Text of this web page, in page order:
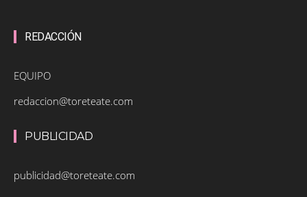
REDACCIÓN
EQUIPO
redaccion@toreteate.com
PUBLICIDAD
publicidad@toreteate.com